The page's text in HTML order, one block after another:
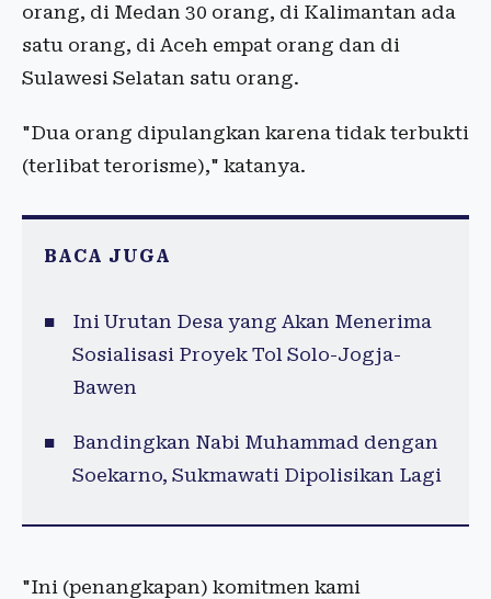
orang, di Medan 30 orang, di Kalimantan ada
satu orang, di Aceh empat orang dan di
Sulawesi Selatan satu orang.
"Dua orang dipulangkan karena tidak terbukti
(terlibat terorisme)," katanya.
BACA JUGA
Ini Urutan Desa yang Akan Menerima
Sosialisasi Proyek Tol Solo-Jogja-
Bawen
Bandingkan Nabi Muhammad dengan
Soekarno, Sukmawati Dipolisikan Lagi
"Ini (penangkapan) komitmen kami